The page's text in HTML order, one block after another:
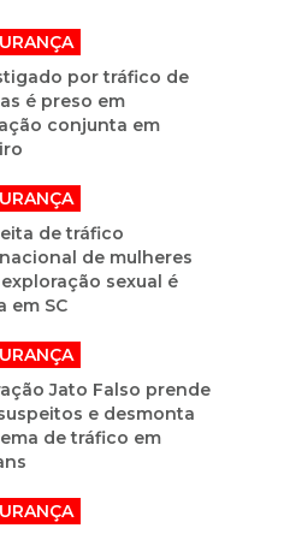
por tráfico de
é preso em
conjunta em
de tráfico
de mulheres
sexual é
em SC
Jato Falso prende
e desmonta
de tráfico em